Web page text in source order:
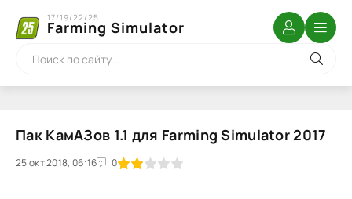
Farming Simulator
17/19/22/25
Пак КамАЗов 1.1 для Farming Simulator 2017
25 окт 2018, 06:16 0
1 2 3 4 5